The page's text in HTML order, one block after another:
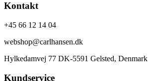
Kontakt
+45 66 12 14 04
webshop@carlhansen.dk
Hylkedamvej 77 DK-5591 Gelsted, Denmark
Kundservice